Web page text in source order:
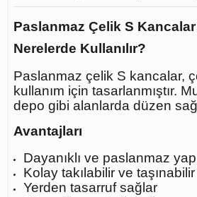
Paslanmaz Çelik S
Nerelerde Kullanılır?
Paslanmaz çelik S kancalar,
kullanım için tasarlanmıştır.
depo gibi alanlarda düzen
Avantajları
Dayanıklı ve paslanmaz
Kolay takılabilir ve taşınabilir
Yerden tasarruf sağlar